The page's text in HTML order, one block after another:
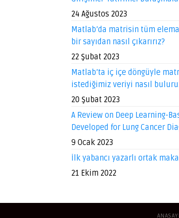
24 Ağustos 2023
Matlab’da matrisin tüm
bir sayıdan nasıl çıkarırız?
22 Şubat 2023
Matlab’ta iç içe döngüyle
istediğimiz veriyi nasıl
20 Şubat 2023
A Review on Deep Learning-
Developed for Lung Cancer
9 Ocak 2023
İlk yabancı yazarlı ortak
21 Ekim 2022